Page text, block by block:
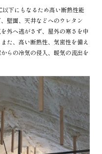
下にもなるため高い断熱性能
壁面、天井などへのウレタン
外へ逃がさず、屋外の寒さを中
た、高い断熱性、気密性を備え
らの冷気の侵入、暖気の流出を